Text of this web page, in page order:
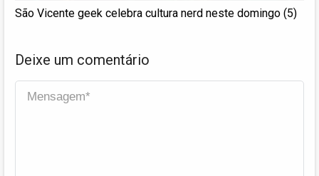
São Vicente geek celebra cultura nerd neste domingo (5)
Deixe um comentário